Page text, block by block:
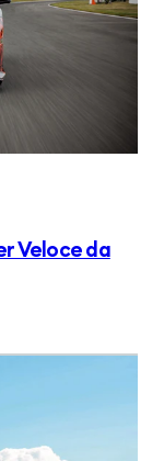
Veloce da